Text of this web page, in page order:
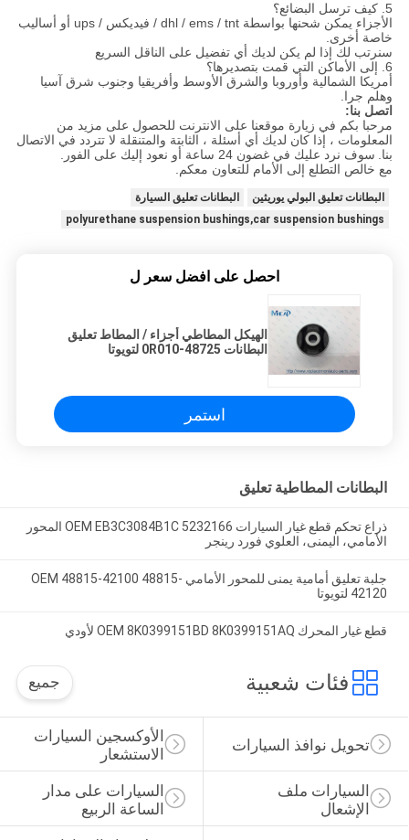
5. كيف ترسل البضائع؟
الأجزاء يمكن شحنها بواسطة dhl / ems / tnt / فيديكس / ups أو أساليب
خاصة أخرى.
سنرتب لك إذا لم يكن لديك أي تفضيل على الناقل السريع
6. إلى الأماكن التي قمت بتصديرها؟
أمريكا الشمالية وأوروبا والشرق الأوسط وأفريقيا وجنوب شرق آسيا
وهلم جرا.
اتصل بنا:
مرحبا بكم في زيارة موقعنا على الانترنت للحصول على مزيد من
المعلومات ، إذا كان لديك أي أسئلة ، الثابتة والمتنقلة لا تتردد في الاتصال
بنا. سوف نرد عليك في غضون 24 ساعة أو نعود إليك على الفور.
مع خالص التطلع إلى الأمام للتعاون معكم.
البطانات تعليق البولي يوريثين
البطانات تعليق السيارة
polyurethane suspension bushings,car suspension bushings
احصل على افضل سعر ل
الهيكل المطاطي أجزاء / المطاط تعليق
البطانات 48725-0R010 لتويوتا
استمر
البطانات المطاطية تعليق
ذراع تحكم قطع غيار السيارات OEM EB3C3084B1C 5232166 المحور
الأمامي، اليمنى، العلوي فورد رينجر
جلبة تعليق أمامية يمنى للمحور الأمامي OEM 48815-42100 48815-
42120 لتويوتا
قطع غيار المحرك OEM 8K0399151BD 8K0399151AQ لأودي
فئات شعبية جميع
الأوكسجين السيارات
الاستشعار
تحويل نوافذ السيارات
السيارات على مدار
الساعة الربيع
السيارات ملف
الإشعال